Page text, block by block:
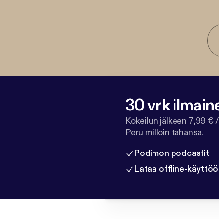
30 vrk
Kokeilun jälkeen 7,99 €
Peru milloin tahansa.
Podimon podcastit
Lataa offline-